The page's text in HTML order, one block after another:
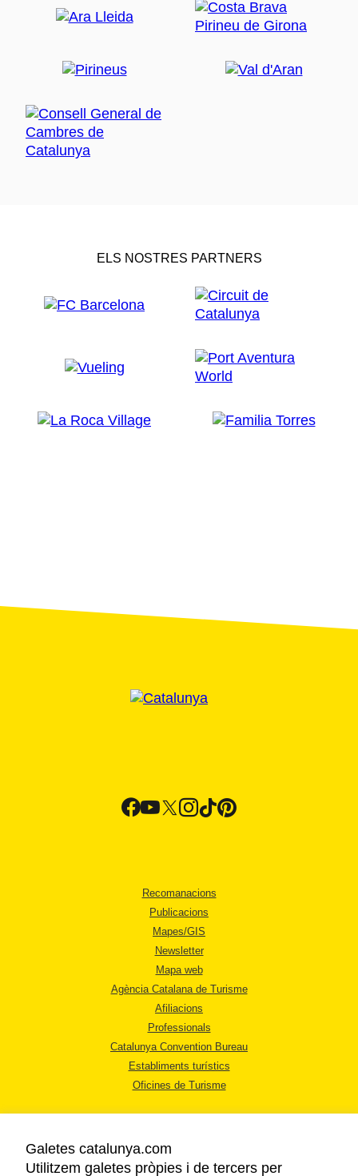
ELS NOSTRES PARTNERS
Recomanacions
Publicacions
Mapes/GIS
Newsletter
Mapa web
Agència Catalana de Turisme
Afiliacions
Professionals
Catalunya Convention Bureau
Establiments turístics
Oficines de Turisme
Galetes catalunya.com
Utilitzem galetes pròpies i de tercers per